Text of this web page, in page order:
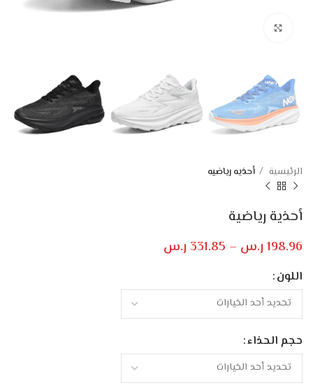
الرئيسية أحذيه رياضيه
أحذية رياضية
198.96 ر.س –
331.85 ر.س
اللون
حجم الحذاء